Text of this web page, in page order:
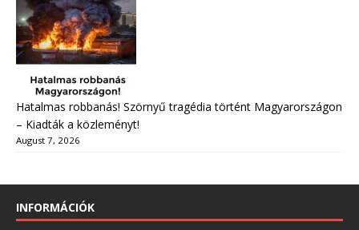
Hatalmas robbanás! Szörnyű tragédia történt Magyarországon
– Kiadták a közleményt!
August 7, 2026
INFORMÁCIÓK